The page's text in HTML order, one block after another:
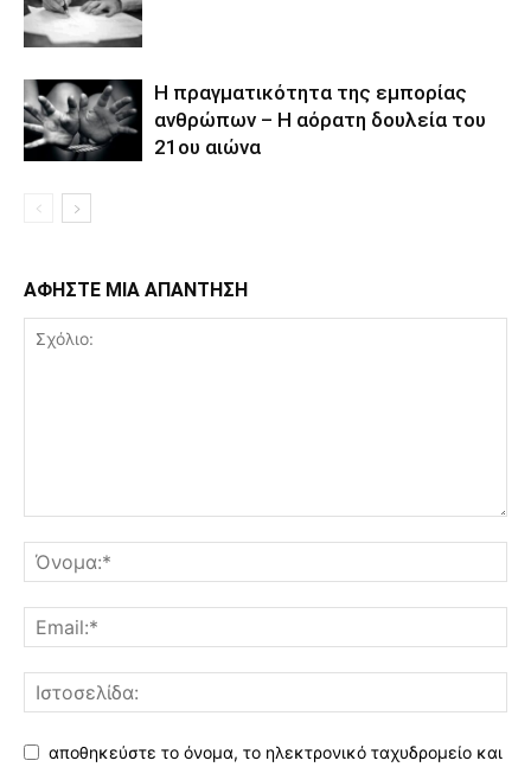
Η πραγματικότητα της εμπορίας
ανθρώπων – Η αόρατη δουλεία του
21ου αιώνα
ΑΦΗΣΤΕ ΜΙΑ ΑΠΑΝΤΗΣΗ
αποθηκεύστε το όνομα, το ηλεκτρονικό ταχυδρομείο και